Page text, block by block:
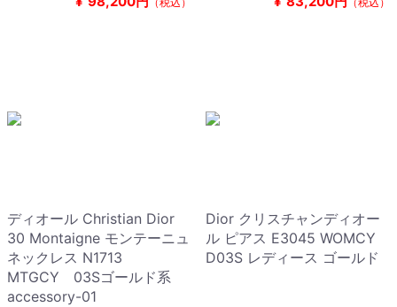
ディオール Christian Dior
30 Montaigne モンテーニュ
ネックレス N1713
MTGCY 03Sゴールド系
accessory-01
Dior クリスチャンディオー
ル ピアス E3045 WOMCY
D03S レディース ゴールド